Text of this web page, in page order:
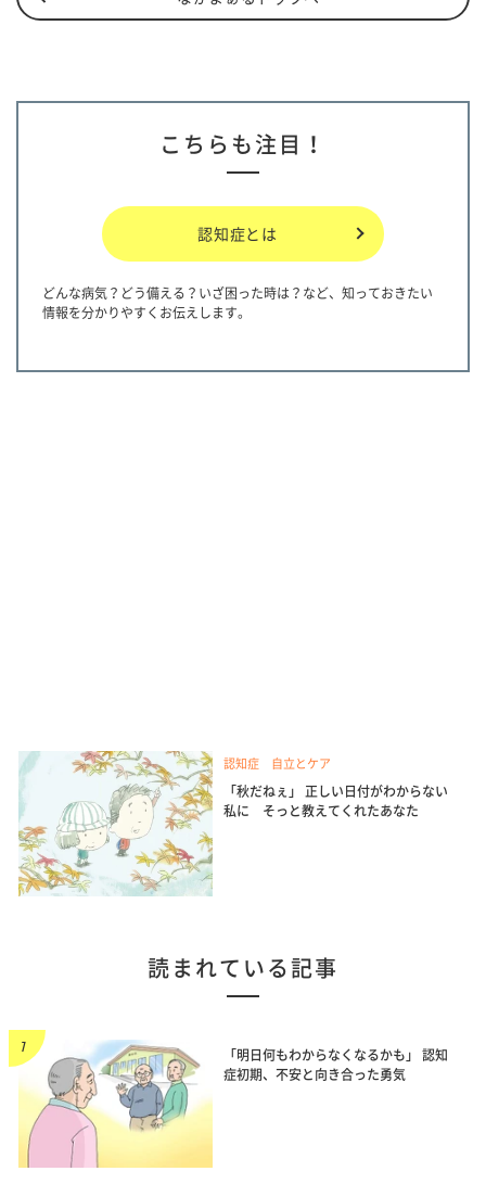
こちらも注目！
認知症とは
どんな病気？どう備える？いざ困った時は？など、知っておきたい
情報を分かりやすくお伝えします。
認知症 自立とケア
「秋だねぇ」 正しい日付がわからない
私に そっと教えてくれたあなた
読まれている記事
「明日何もわからなくなるかも」 認知
症初期、不安と向き合った勇気